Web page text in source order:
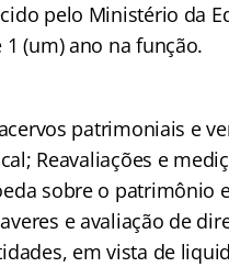
pelo Ministério da
1 (um) ano na função.
patrimoniais e
Reavaliações e
sobre o patrimônio
e avaliação de
em vista de